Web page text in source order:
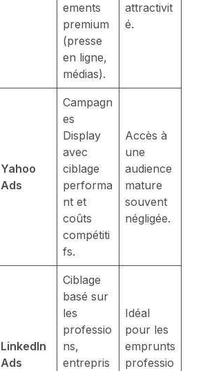
ements
premium
(presse
en ligne,
médias).
attractivit
é.
Yahoo
Ads
Campagn
es
Display
avec
ciblage
performa
nt et
coûts
compétiti
fs.
Accès à
une
audience
mature
souvent
négligée.
LinkedIn
Ads
Ciblage
basé sur
les
professio
ns,
entrepris
Idéal
pour les
emprunts
professio